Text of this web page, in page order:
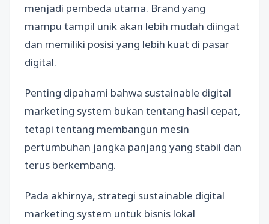
menjadi pembeda utama. Brand yang
mampu tampil unik akan lebih mudah diingat
dan memiliki posisi yang lebih kuat di pasar
digital.
Penting dipahami bahwa sustainable digital
marketing system bukan tentang hasil cepat,
tetapi tentang membangun mesin
pertumbuhan jangka panjang yang stabil dan
terus berkembang.
Pada akhirnya, strategi sustainable digital
marketing system untuk bisnis lokal